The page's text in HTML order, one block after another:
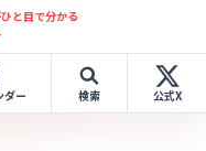
と目で分かる
ダー 検索 公式X